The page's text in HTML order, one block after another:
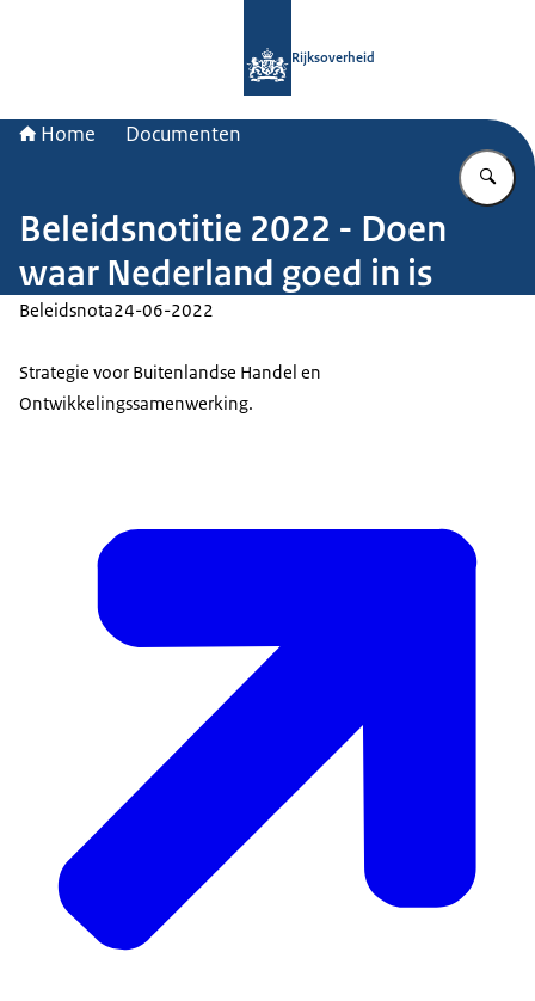
Rijksoverheid
Home Documenten
Beleidsnotitie 2022 - Doen
waar Nederland goed in is
Beleidsnota24-06-2022
Strategie voor Buitenlandse Handel en
Ontwikkelingssamenwerking.